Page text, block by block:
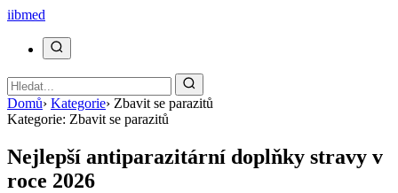
iibmed
Domů› Kategorie› Zbavit se parazitů
Kategorie: Zbavit se parazitů
Nejlepší antiparazitární doplňky stravy v
roce 2026